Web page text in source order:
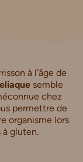
à l’âge de
semble
chez
permettre de
organisme lors
gluten.